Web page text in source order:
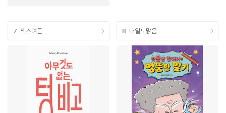
7. 책스며든 8. 내일도맑음